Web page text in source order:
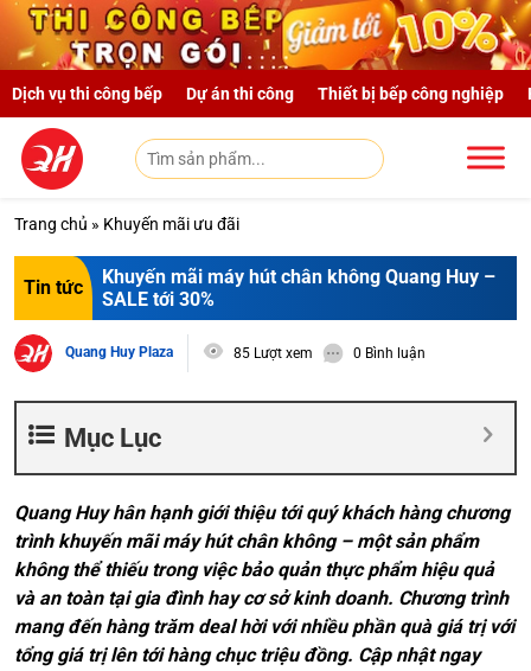
Skip to main content
Dịch vụ thi công bếp Dự án thi công Thiết bị bếp công nghiệp
Trang chủ » Khuyến mãi ưu đãi
Tin tức
Khuyến mãi máy hút chân không Quang Huy –
SALE tới 30%
Quang Huy Plaza 85 Lượt xem 0 Bình luận
Mục Lục
Quang Huy hân hạnh giới thiệu tới quý khách hàng chương
trình khuyến mãi máy hút chân không – một sản phẩm
không thể thiếu trong việc bảo quản thực phẩm hiệu quả
và an toàn tại gia đình hay cơ sở kinh doanh. Chương trình
mang đến hàng trăm deal hời với nhiều phần quà giá trị với
tổng giá trị lên tới hàng chục triệu đồng. Cập nhật ngay